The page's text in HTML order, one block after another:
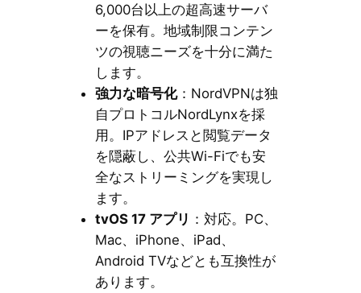
6,000台以上の超高速サーバ
ーを保有。地域制限コンテン
ツの視聴ニーズを十分に満た
します。
強力な暗号化：NordVPNは独
自プロトコルNordLynxを採
用。IPアドレスと閲覧データ
を隠蔽し、公共Wi-Fiでも安
全なストリーミングを実現し
ます。
tvOS 17 アプリ ：対応。PC、
Mac、iPhone、iPad、
Android TVなどとも互換性が
あります。